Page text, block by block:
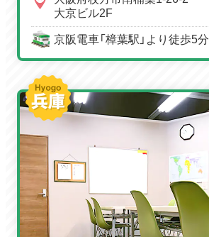
大京ビル2F
京阪電車「樟葉駅」より徒歩5分